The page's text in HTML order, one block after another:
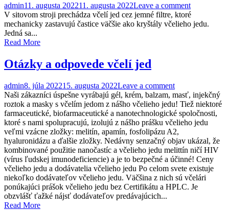
admin11. augusta 202211. augusta 2022Leave a comment
V sitovom stroji prechádza včelí jed cez jemné filtre, ktoré
mechanicky zastavujú častice väčšie ako kryštály včelieho jedu.
Jedná sa...
Read More
Otázky a odpovede včelí jed
admin8. júla 202215. augusta 2022Leave a comment
Naši zákazníci úspešne vyrábajú gél, krém, balzam, masť, injekčný
roztok a masky s včelím jedom z nášho včelieho jedu! Tiež niektoré
farmaceutické, biofarmaceutické a nanotechnologické spoločnosti,
ktoré s nami spolupracujú, izolujú z nášho prášku včelieho jedu
veľmi vzácne zložky: melitín, apamín, fosfolipázu A2,
hyaluronidázu a ďalšie zložky. Nedávny senzačný objav ukázal, že
kombinované použitie nanočastíc a včelieho jedu melittín ničí HIV
(vírus ľudskej imunodeficiencie) a je to bezpečné a účinné! Ceny
včelieho jedu a dodávatelia včelieho jedu Po celom svete existuje
niekoľko dodávateľov včelieho jedu. Väčšina z nich sú včelári
ponúkajúci prášok včelieho jedu bez Certifikátu a HPLC. Je
obzvlášť ťažké nájsť dodávateľov predávajúcich...
Read More